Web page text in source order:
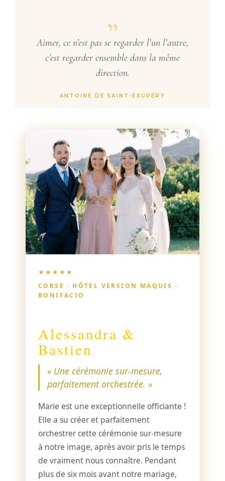
„
Aimer, ce n’est pas se regarder l’un l’autre,
c’est regarder ensemble dans la même
direction.
ANTOINE DE SAINT-EXUPÉRY
★★★★★
CORSE · HÔTEL VERSION MAQUIS ·
BONIFACIO
Alessandra &
Bastien
« Une cérémonie sur-mesure,
parfaitement orchestrée. »
Marie est une exceptionnelle officiante !
Elle a su créer et parfaitement
orchestrer cette cérémonie sur-mesure
à notre image, après avoir pris le temps
de vraiment nous connaître. Pendant
plus de six mois avant notre mariage,